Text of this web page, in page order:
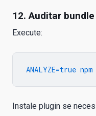
12. Auditar
Execute:
Instale plugin se